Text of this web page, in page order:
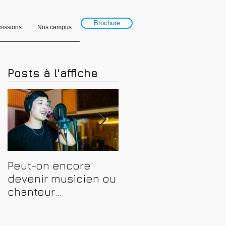
Nos campus
Brochure
Posts à l'affiche
Peut-on encore
devenir musicien ou
chanteur